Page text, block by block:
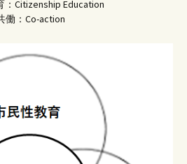
：Citizenship Education
働：Co-action